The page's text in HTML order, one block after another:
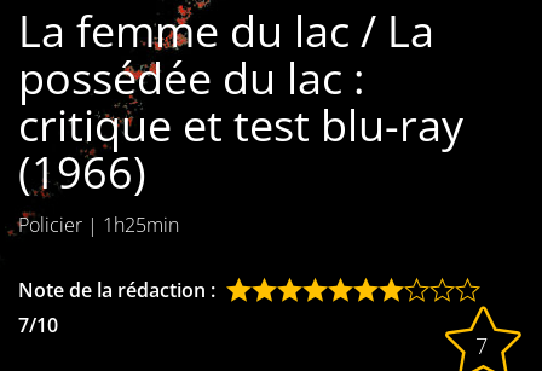
Les Dossiers
Les disparus
Les acteurs
Les actrices
Les réalisateurs
La femme du lac / La
possédée du lac :
critique et test blu-ray
(1966)
Policier | 1h25min
Note de la rédaction :
7/10
7